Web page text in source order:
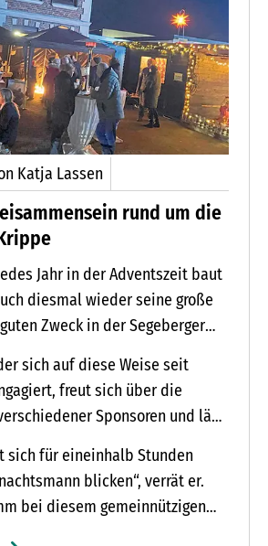
Katja Lassen
rund um die
Jahr in der Adventszeit baut
diesmal wieder seine große
Zweck in der Segeberger
bewirtet er ab 13 Uhr
mit Bratwurst und Glühwein
gegen Spenden, deren Erlös
Kinder in
möchte.
sich auf diese Weise seit
freut sich über die
Sponsoren und lädt
ein.
sich für eineinhalb Stunden
blicken“, verrät er.
bei diesem gemeinnützigen